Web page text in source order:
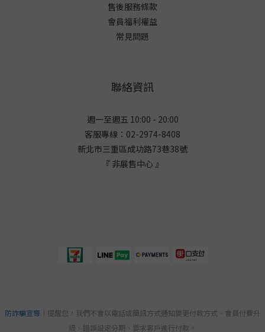
售後服務條款
會員福利權益
常見問題
聯絡資訊
週一至週五 10:00 - 20:00
客服專線：02-2974-8408
新北市三重區成功路73巷38號
『 非展售中心 』
防詐騙宣導 ｜提醒您，我們不會以電話或簡訊方式通知變更付款方式、會員付費升
級、錯誤設定分期、要求客戶進行付款。